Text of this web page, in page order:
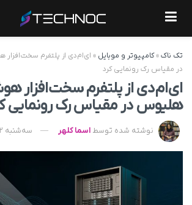
تک ناک»کامپیوتر و موبایل » ای‌ام‌دی از پلتفرم
در مقیاس رک رونمایی کرد
ای‌ام‌دی از پلتفرم سخت‌افزار
هلیوس در مقیاس رک رونمایی
نوشته شده توسط اسما کلهر سه‌شنبه 22 مهر 1404 - 23:45